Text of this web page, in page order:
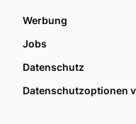
Werbung
Jobs
Datenschutz